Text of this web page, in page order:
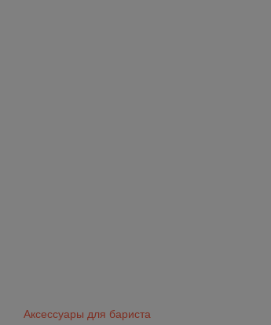
Аксессуары для бариста